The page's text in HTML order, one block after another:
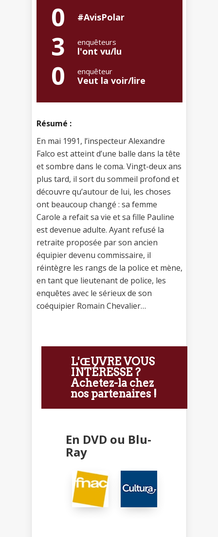
0 #AvisPolar
3 enquêteurs
l'ont vu/lu
0 enquêteur
Veut la voir/lire
Résumé :
En mai 1991, l’inspecteur Alexandre
Falco est atteint d’une balle dans la tête
et sombre dans le coma. Vingt-deux ans
plus tard, il sort du sommeil profond et
découvre qu’autour de lui, les choses
ont beaucoup changé : sa femme
Carole a refait sa vie et sa fille Pauline
est devenue adulte. Ayant refusé la
retraite proposée par son ancien
équipier devenu commissaire, il
réintègre les rangs de la police et mène,
en tant que lieutenant de police, les
enquêtes avec le sérieux de son
coéquipier Romain Chevalier…
L'ŒUVRE VOUS
INTÉRESSE ?
Achetez-la chez
nos partenaires !
En DVD ou Blu-
Ray